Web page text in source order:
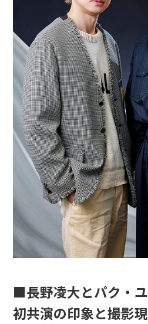
■長野凌大とパク・ユ
初共演の印象と撮影